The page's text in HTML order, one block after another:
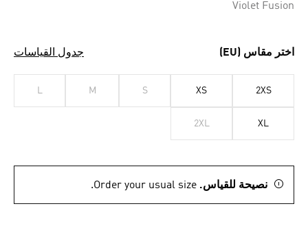
Violet Fusion
اختر مقاس (EU) جدول القياسات
2XS
XS
S
M
L
XL
2XL
نصيحة للقياس. Order your usual size.